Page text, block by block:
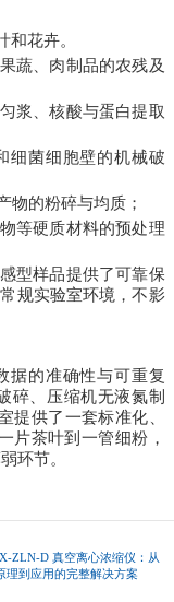
和花卉。
蔬、肉制品的农残及
浆、核酸与蛋白提取
细菌细胞壁的机械破
物的粉碎与均质；
等硬质材料的预处理
型样品提供了可靠保
规实验室环境，不影
据的准确性与可重复
碎、压缩机无液氮制
提供了一套标准化、
片茶叶到一管细粉，
环节。
ZLN-D 真空离心浓缩仪：从
理到应用的完整解决方案